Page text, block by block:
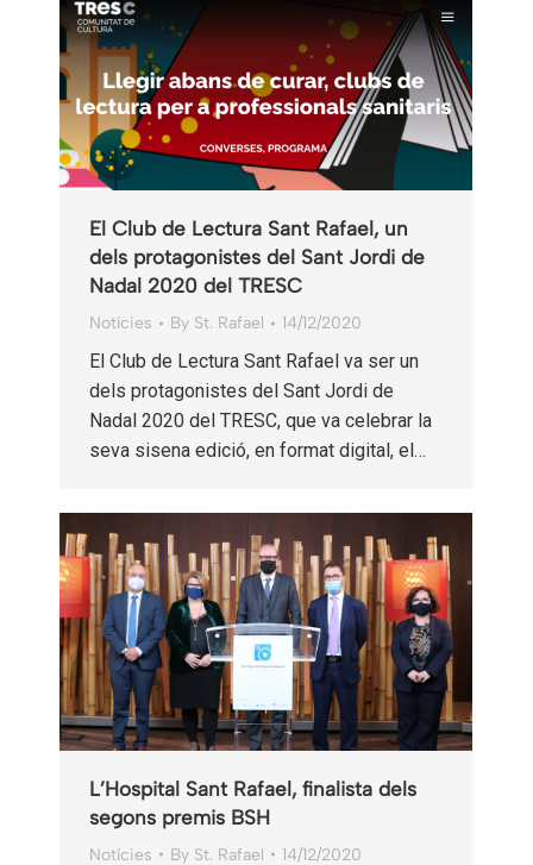
El Club de Lectura Sant Rafael, un
dels protagonistes del Sant Jordi de
Nadal 2020 del TRESC
Notícies By St. Rafael 14/12/2020
El Club de Lectura Sant Rafael va ser un
dels protagonistes del Sant Jordi de
Nadal 2020 del TRESC, que va celebrar la
seva sisena edició, en format digital, el…
L’Hospital Sant Rafael, finalista dels
segons premis BSH
Notícies By St. Rafael 14/12/2020